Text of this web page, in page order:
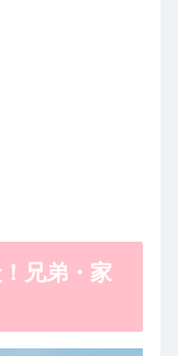
兄弟・家